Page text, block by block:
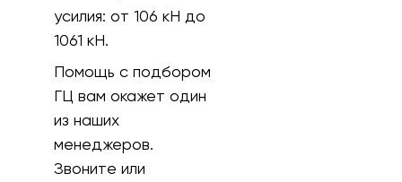
усилия: от 106 кH до
1061 кН.
Помощь с подбором
ГЦ вам окажет один
из наших
менеджеров.
Звоните или